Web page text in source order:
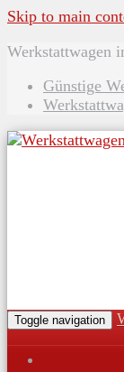
Skip to main
Werkstattwagen
Günstige
Toggle navigation